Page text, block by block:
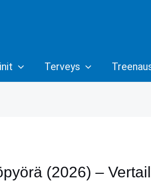
Terveys
(2026) –